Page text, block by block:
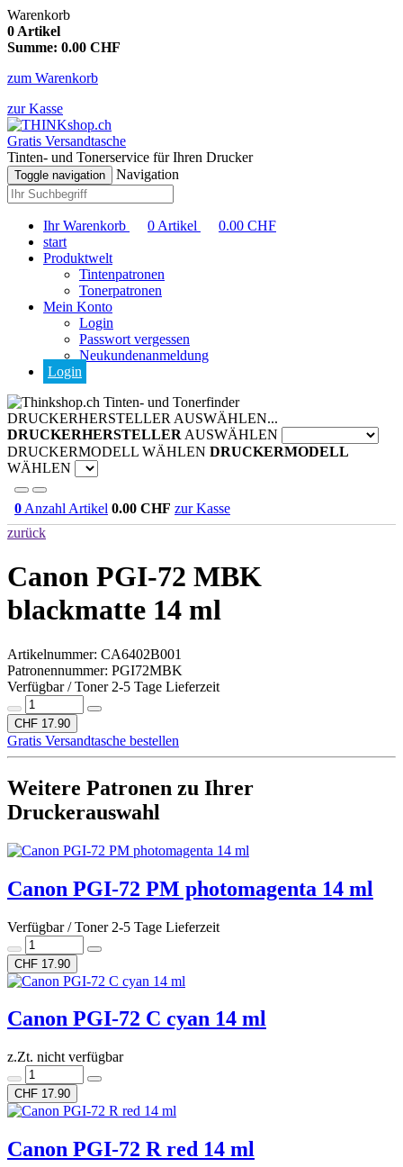
Warenkorb
0 Artikel
Summe: 0.00 CHF
zum Warenkorb
zur Kasse
Gratis Versandtasche
Tinten- und Tonerservice für Ihren Drucker
Toggle navigation Navigation
Ihr Warenkorb 0 Artikel 0.00 CHF
start
Produktwelt
Tintenpatronen
Tonerpatronen
Mein Konto
Login
Passwort vergessen
Neukundenanmeldung
Login
Tinten- und Tonerfinder
DRUCKERHERSTELLER AUSWÄHLEN...
DRUCKERHERSTELLER AUSWÄHLEN
DRUCKERMODELL WÄHLEN DRUCKERMODELL
WÄHLEN
0 Anzahl Artikel 0.00 CHF zur Kasse
zurück
Canon PGI-72 MBK
blackmatte 14 ml
Artikelnummer: CA6402B001
Patronennummer: PGI72MBK
Verfügbar / Toner 2-5 Tage Lieferzeit
CHF 17.90
Gratis Versandtasche bestellen
Weitere Patronen zu Ihrer
Druckerauswahl
Canon PGI-72 PM photomagenta 14 ml
Verfügbar / Toner 2-5 Tage Lieferzeit
CHF 17.90
Canon PGI-72 C cyan 14 ml
z.Zt. nicht verfügbar
CHF 17.90
Canon PGI-72 R red 14 ml